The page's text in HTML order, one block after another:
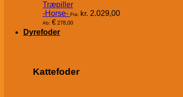
Træpiller
-Horse- Fra: kr. 2.029,00
Ab: € 278,00
Dyrefoder
Kattefoder